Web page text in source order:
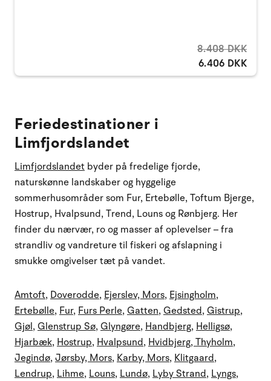
8.408 DKK
6.406 DKK
Feriedestinationer i
Limfjordslandet
Limfjordslandet byder på fredelige fjorde,
naturskønne landskaber og hyggelige
sommerhusområder som Fur, Ertebølle, Toftum Bjerge,
Hostrup, Hvalpsund, Trend, Louns og Rønbjerg. Her
finder du nærvær, ro og masser af oplevelser – fra
strandliv og vandreture til fiskeri og afslapning i
smukke omgivelser tæt på vandet.
Amtoft, Doverodde, Ejerslev, Mors, Ejsingholm,
Ertebølle, Fur, Furs Perle, Gatten, Gedsted, Gistrup,
Gjøl, Glenstrup Sø, Glyngøre, Handbjerg, Helligsø,
Hjarbæk, Hostrup, Hvalpsund, Hvidbjerg, Thyholm,
Jegindø,Jørsby, Mors, Karby, Mors, Klitgaard,
Lendrup, Lihme, Louns, Lundø, Lyby Strand, Lyngs,